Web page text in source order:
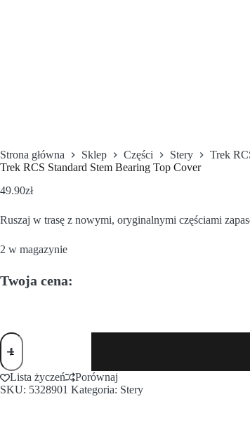
Strona główna Sklep Części Stery
Trek
Trek RCS Standard Stem Bearing Top Cover
49.90zł
Ruszaj w trasę z nowymi, oryginalnymi częściami
2 w magazynie
Twoja cena:
Lista życzeń
Porównaj
SKU: 5328901 Kategoria: Stery